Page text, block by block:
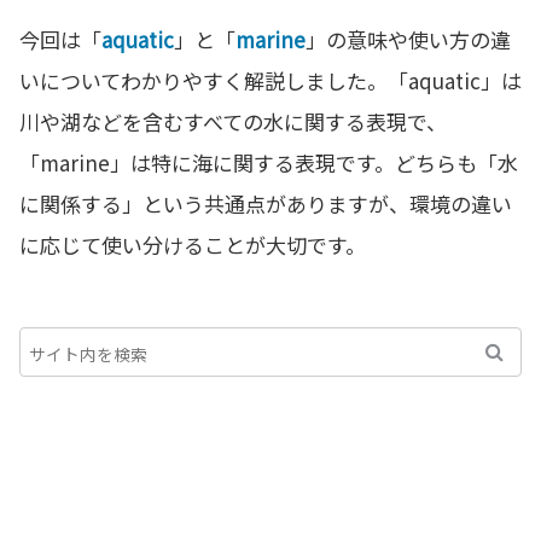
今回は「aquatic」と「marine」の意味や使い方の違
いについてわかりやすく解説しました。「aquatic」は
川や湖などを含むすべての水に関する表現で、
「marine」は特に海に関する表現です。どちらも「水
に関係する」という共通点がありますが、環境の違い
に応じて使い分けることが大切です。